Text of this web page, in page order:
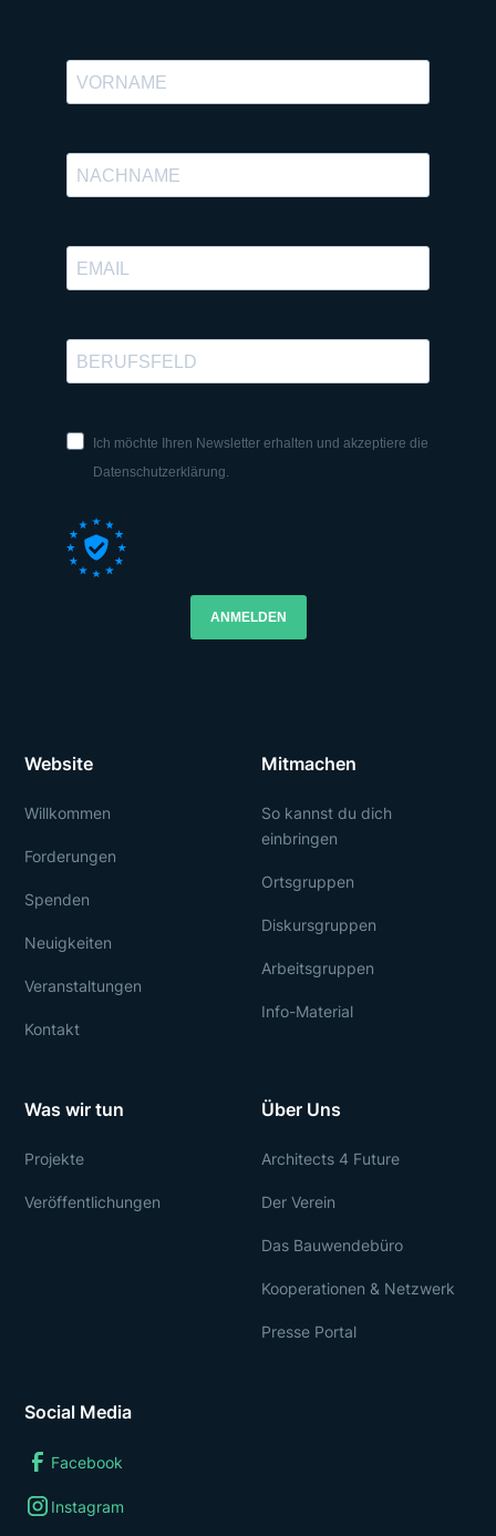
Ich möchte Ihren Newsletter erhalten und akzeptiere die
Datenschutzerklärung.
ANMELDEN
Website
Willkommen
Forderungen
Spenden
Neuigkeiten
Veranstaltungen
Kontakt
Mitmachen
So kannst du dich
einbringen
Ortsgruppen
Diskursgruppen
Arbeitsgruppen
Info-Material
Social Media
Facebook
Instagram
Was wir tun
Projekte
Veröffentlichungen
Über Uns
Architects 4 Future
Der Verein
Das Bauwendebüro
Kooperationen & Netzwerk
Presse Portal